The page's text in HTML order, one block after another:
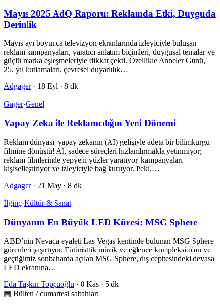
Mayıs 2025 AdQ Raporu: Reklamda Etki, Duyguda
Derinlik
Mayıs ayı boyunca televizyon ekranlarında izleyiciyle buluşan
reklam kampanyaları, yaratıcı anlatım biçimleri, duygusal temalar ve
güçlü marka eşleşmeleriyle dikkat çekti. Özellikle Anneler Günü,
25. yıl kutlamaları, çevresel duyarlılık…
Adgager · 18 Eyl · 8 dk
Gager·Genel
Yapay Zeka ile Reklamcılığın Yeni Dönemi
Reklam dünyası, yapay zekanın (AI) gelişiyle adeta bir bilimkurgu
filmine dönüştü! AI, sadece süreçleri hızlandırmakla yetinmiyor;
reklam filmlerinde yepyeni yüzler yaratıyor, kampanyaları
kişiselleştiriyor ve izleyiciyle bağ kuruyor. Peki,…
Adgager · 21 May · 8 dk
İlginç·Kültür & Sanat
Dünyanın En Büyük LED Küresi: MSG Sphere
ABD’nin Nevada eyaleti Las Vegas kentinde bulunan MSG Sphere
görenleri şaşırtıyor. Fütüristtik müzik ve eğlence kompleksi olan ve
geçtiğimiz sonbaharda açılan MSG Sphere, dış cephesindeki devasa
LED ekranına…
Eda Taşkın Topçuoğlu · 8 Kas · 5 dk
▦ Bülten / cumartesi sabahları